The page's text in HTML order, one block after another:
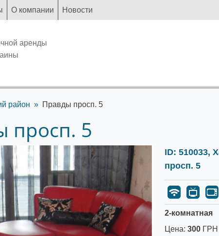
О компании Новости
аренды
район Правды просп. 5
просп. 5
ID: 510033,
просп. 5
2-комнатная
Цена: 300ГРН